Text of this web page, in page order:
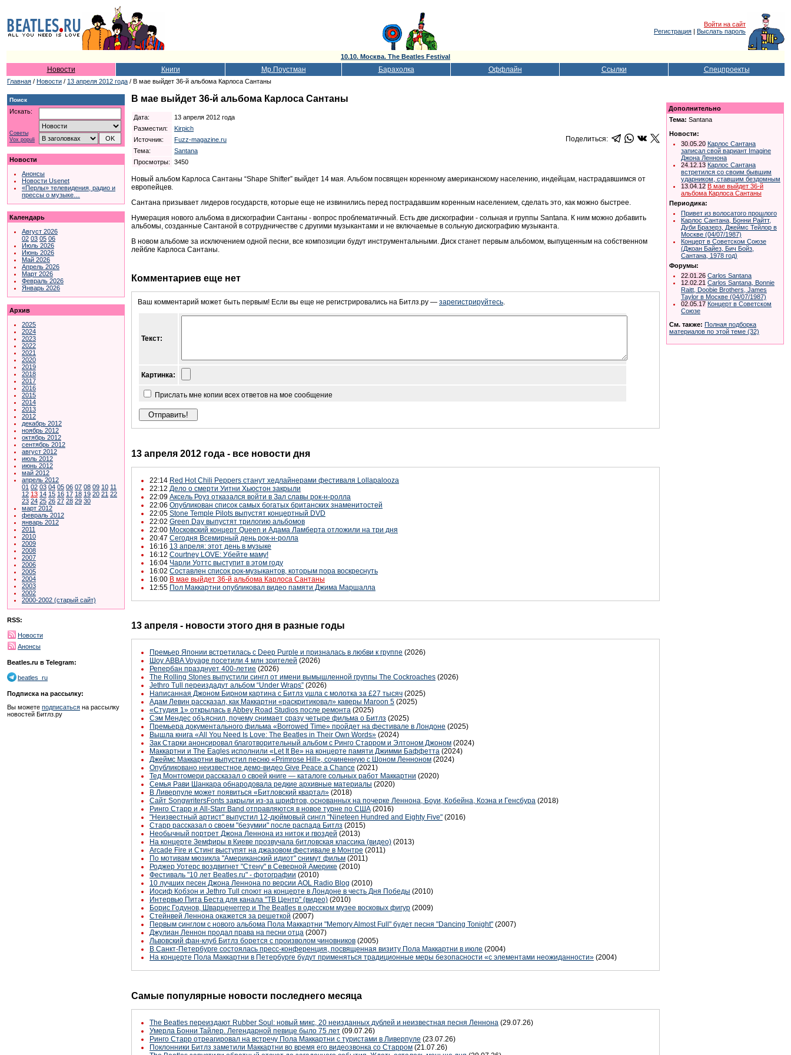
Войти на сайт
Регистрация | Выслать пароль
10.10. Москва. The Beatles Festival
Новости Книги Мр.Поустман Барахолка Оффлайн Ссылки Спецпроекты
Главная / Новости / 13 апреля 2012 года / В мае выйдет 36-й альбома Карлоса Сантаны
Поиск
Искать:
Советы
Vox populi
Новости
Анонсы
Новости Usenet
«Перлы» телевидения, радио и
прессы о музыке…
Календарь
Август 2026
02 03 05 06
Июль 2026
Июнь 2026
Май 2026
Апрель 2026
Март 2026
Февраль 2026
Январь 2026
Архив
2025
2024
2023
2022
2021
2020
2019
2018
2017
2016
2015
2014
2013
2012
декабрь 2012
ноябрь 2012
октябрь 2012
сентябрь 2012
август 2012
июль 2012
июнь 2012
май 2012
апрель 2012
01 02 03 04 05 06 07 08 09 10 11
12 13 14 15 16 17 18 19 20 21 22
23 24 25 26 27 28 29 30
март 2012
февраль 2012
январь 2012
2011
2010
2009
2008
2007
2006
2005
2004
2003
2002
2000-2002 (старый сайт)
RSS:
Новости
Анонсы
Beatles.ru в Telegram:
beatles_ru
Подписка на рассылку:
Вы можете подписаться на рассылку
новостей Битлз.ру
В мае выйдет 36-й альбома Карлоса Сантаны
Дата:
13 апреля 2012 года
Разместил:
Kirpich
Источник:
Fuzz-magazine.ru
Тема:
Santana
Просмотры:
3450
Поделиться:
Новый альбом Карлоса Сантаны “Shape Shifter” выйдет 14 мая. Альбом посвящен коренному американскому населению, индейцам, настрадавшимся от
европейцев.
Сантана призывает лидеров государств, которые еще не извинились перед пострадавшим коренным населением, сделать это, как можно быстрее.
Нумерация нового альбома в дискографии Сантаны - вопрос проблематичный. Есть две дискографии - сольная и группы Santana. К ним можно добавить
альбомы, созданные Сантаной в сотрудничестве с другими музыкантами и не включаемые в сольную дискографию музыканта.
В новом альбоме за исключением одной песни, все композиции будут инструментальными. Диск станет первым альбомом, выпущенным на собственном
лейбле Карлоса Сантаны.
Комментариев еще нет
Ваш комментарий может быть первым! Если вы еще не регистрировались на Битлз.ру — зарегистрируйтесь.
Текст:
Картинка:
Прислать мне копии всех ответов на мое сообщение
13 апреля 2012 года - все новости дня
22:14 Red Hot Chili Peppers станут хедлайнерами фестиваля Lollapalooza
22:12 Дело о смерти Уитни Хьюстон закрыли
22:09 Аксель Роуз отказался войти в Зал славы рок-н-ролла
22:06 Опубликован список самых богатых британских знаменитостей
22:05 Stone Temple Pilots выпустят концертный DVD
22:02 Green Day выпустят трилогию альбомов
22:00 Московский концерт Queen и Адама Ламберта отложили на три дня
20:47 Сегодня Всемирный день рок-н-ролла
16:16 13 апреля: этот день в музыке
16:12 Courtney LOVE: Убейте маму!
16:04 Чарли Уоттс выступит в этом году
16:02 Составлен список рок-музыкантов, которым пора воскреснуть
16:00 В мае выйдет 36-й альбома Карлоса Сантаны
12:55 Пол Маккартни опубликовал видео памяти Джима Маршалла
13 апреля - новости этого дня в разные годы
Премьер Японии встретилась с Deep Purple и призналась в любви к группе (2026)
Шоу ABBA Voyage посетили 4 млн зрителей (2026)
Репербан празднует 400-летие (2026)
The Rolling Stones выпустили сингл от имени вымышленной группы The Cockroaches (2026)
Jethro Tull переиздадут альбом “Under Wraps” (2026)
Написанная Джоном Бирном картина с Битлз ушла с молотка за £27 тысяч (2025)
Адам Левин рассказал, как Маккартни «раскритиковал» каверы Maroon 5 (2025)
«Студия 1» открылась в Abbey Road Studios после ремонта (2025)
Сэм Мендес объяснил, почему снимает сразу четыре фильма о Битлз (2025)
Премьера документального фильма «Borrowed Time» пройдет на фестивале в Лондоне (2025)
Вышла книга «All You Need Is Love: The Beatles in Their Own Words» (2024)
Зак Старки анонсировал благотворительный альбом с Ринго Старром и Элтоном Джоном (2024)
Маккартни и The Eagles исполнили «Let It Be» на концерте памяти Джимми Баффетта (2024)
Джеймс Маккартни выпустил песню «Primrose Hill», сочиненную с Шоном Ленноном (2024)
Опубликовано неизвестное демо-видео Give Peace a Chance (2021)
Тед Монтгомери рассказал о своей книге — каталоге сольных работ Маккартни (2020)
Семья Рави Шанкара обнародовала редкие архивные материалы (2020)
В Ливерпуле может появиться «Битловский квартал» (2018)
Сайт SongwritersFonts закрыли из-за шрифтов, основанных на почерке Леннона, Боуи, Кобейна, Коэна и Генсбура (2018)
Ринго Старр и All-Starr Band отправляются в новое турне по США (2016)
"Неизвестный артист" выпустил 12-дюймовый сингл "Nineteen Hundred and Eighty Five" (2016)
Старр рассказал о своем "безумии" после распада Битлз (2015)
Необычный портрет Джона Леннона из ниток и гвоздей (2013)
На концерте Земфиры в Киеве прозвучала битловская классика (видео) (2013)
Arcade Fire и Стинг выступят на джазовом фестивале в Монтре (2011)
По мотивам мюзикла "Американский идиот" снимут фильм (2011)
Роджер Уотерс воздвигнет "Стену" в Северной Америке (2010)
Фестиваль "10 лет Beatles.ru" - фотографии (2010)
10 лучших песен Джона Леннона по версии AOL Radio Blog (2010)
Иосиф Кобзон и Jethro Tull споют на концерте в Лондоне в честь Дня Победы (2010)
Интервью Пита Беста для канала "ТВ Центр" (видео) (2010)
Борис Годунов, Шварценеггер и The Beatles в одесском музее восковых фигур (2009)
Стейнвей Леннона окажется за решеткой (2007)
Первым синглом с нового альбома Пола Маккартни "Memory Almost Full" будет песня "Dancing Tonight" (2007)
Джулиан Леннон продал права на песни отца (2007)
Львовский фан-клуб Битлз борется с произволом чиновников (2005)
В Санкт-Петербурге состоялась пресс-конференция, посвященная визиту Пола Маккартни в июле (2004)
На концерте Пола Маккартни в Петербурге будут применяться традиционные меры безопасности «с элементами неожиданности» (2004)
Самые популярные новости последнего месяца
The Beatles переиздают Rubber Soul: новый микс, 20 неизданных дублей и неизвестная песня Леннона (29.07.26)
Умерла Бонни Тайлер. Легендарной певице было 75 лет (09.07.26)
Ринго Старр отреагировал на встречу Пола Маккартни с туристами в Ливерпуле (23.07.26)
Поклонники Битлз заметили Маккартни во время его видеозвонка со Старром (21.07.26)
Дополнительно
Тема: Santana
Новости:
30.05.20 Карлос Сантана
записал свой вариант Imagine
Джона Леннона
24.12.13 Карлос Сантана
встретился со своим бывшим
ударником, ставшим бездомным
13.04.12 В мае выйдет 36-й
альбома Карлоса Сантаны
Периодика:
Привет из волосатого прошлого
Карлос Сантана, Бонни Райтт,
Дуби Бразерз, Джеймс Тейлор в
Москве (04/07/1987)
Концерт в Советском Союзе
(Джоан Байез, Бич Бойз,
Сантана, 1978 год)
Форумы:
22.01.26 Carlos Santana
12.02.21 Carlos Santana, Bonnie
Raitt, Doobie Brothers, James
Taylor в Москве (04/07/1987)
02.05.17 Концерт в Советском
Союзе
См. также: Полная подборка
материалов по этой теме (32)